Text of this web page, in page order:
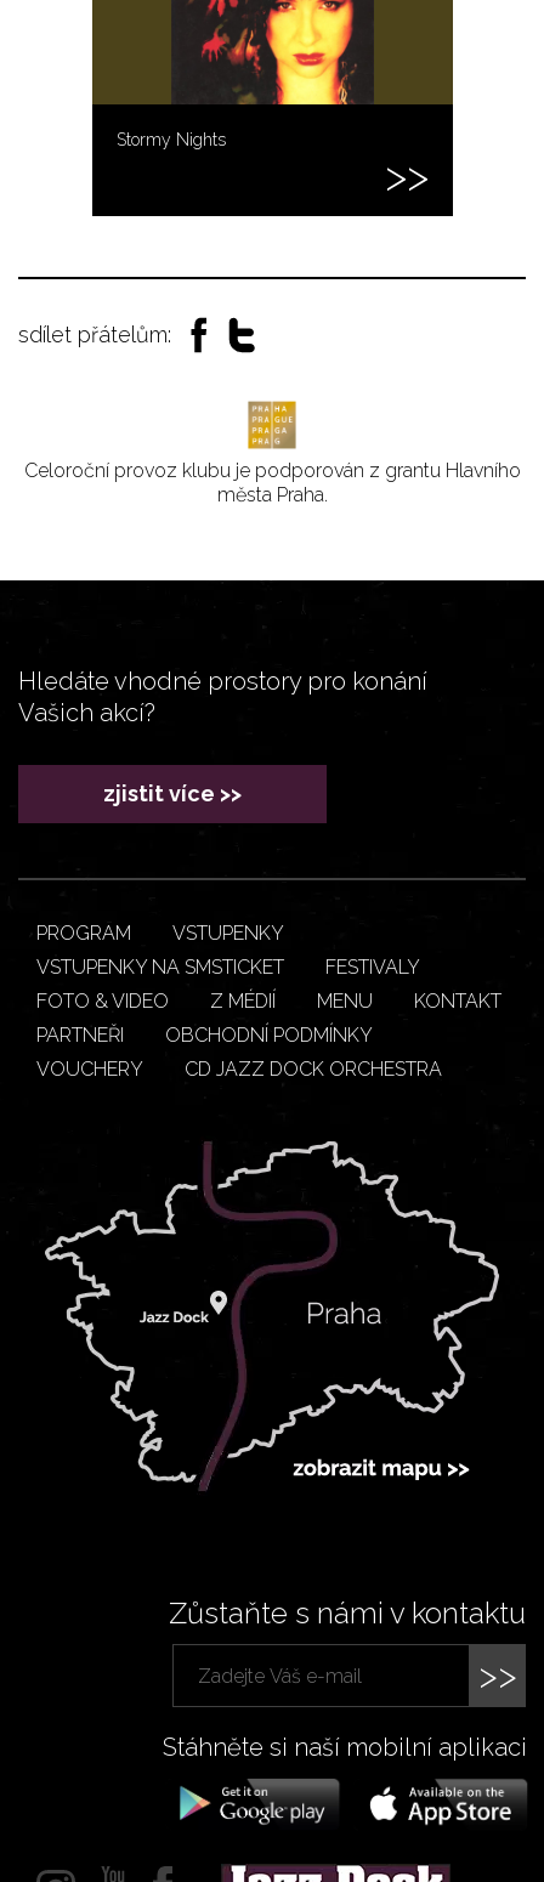
Stormy Nights
sdílet přátelům:
Celoroční provoz klubu je podporován z grantu Hlavního
města Praha.
Hledáte vhodné prostory pro konání
Vašich akcí?
zjistit více >>
PROGRAM
VSTUPENKY
VSTUPENKY NA SMSTICKET
FESTIVALY
FOTO & VIDEO
Z MÉDIÍ MENU
KONTAKT
PARTNEŘI
OBCHODNÍ PODMÍNKY
VOUCHERY
CD JAZZ DOCK ORCHESTRA
Zůstaňte s námi v kontaktu
>>
Stáhněte si naší mobilní aplikaci